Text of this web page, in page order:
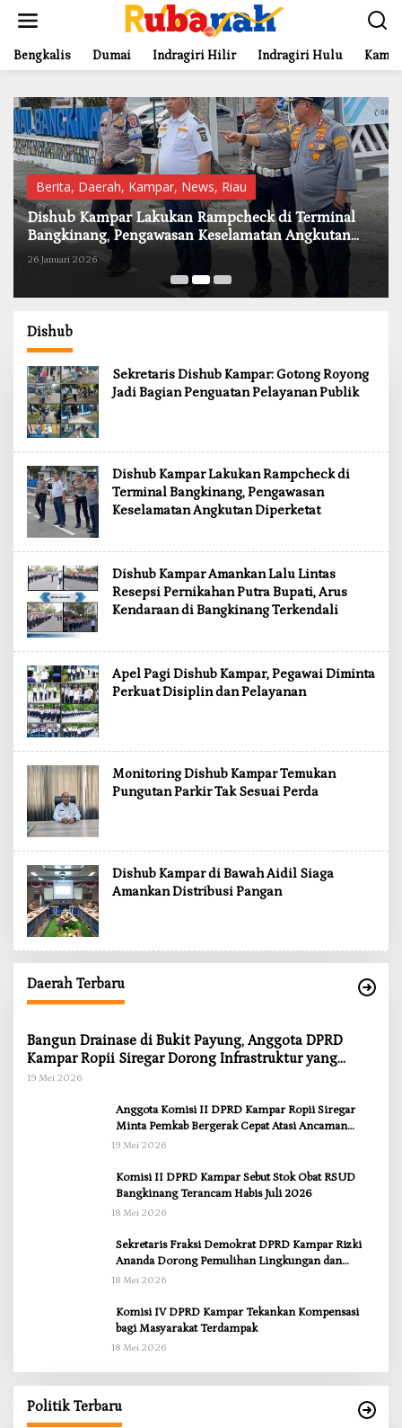
t
Bengkalis Dumai Indragiri Hilir Indragiri Hulu
Berita, Daerah, Kampar, News, Riau
Dishub Kampar Lakukan Rampcheck di Terminal
Bangkinang, Pengawasan Keselamatan Angkutan
Diperketat
26 Januari 2026
Dishub
Sekretaris Dishub Kampar: Gotong Royong
Jadi Bagian Penguatan Pelayanan Publik
Dishub Kampar Lakukan Rampcheck di
Terminal Bangkinang, Pengawasan
Keselamatan Angkutan Diperketat
Dishub Kampar Amankan Lalu Lintas
Resepsi Pernikahan Putra Bupati, Arus
Kendaraan di Bangkinang Terkendali
Apel Pagi Dishub Kampar, Pegawai Diminta
Perkuat Disiplin dan Pelayanan
Monitoring Dishub Kampar Temukan
Pungutan Parkir Tak Sesuai Perda
Dishub Kampar di Bawah Aidil Siaga
Amankan Distribusi Pangan
Daerah Terbaru
Bangun Drainase di Bukit Payung, Anggota DPRD
Kampar Ropii Siregar Dorong Infrastruktur yang
Menyentuh Kebutuhan Dasar
19 Mei 2026
Anggota Komisi II DPRD Kampar Ropii Siregar
Minta Pemkab Bergerak Cepat Atasi Ancaman
Kekosongan Obat demi Wujudkan Kampar Dihati
19 Mei 2026
Komisi II DPRD Kampar Sebut Stok Obat RSUD
Bangkinang Terancam Habis Juli 2026
18 Mei 2026
Sekretaris Fraksi Demokrat DPRD Kampar Rizki
Ananda Dorong Pemulihan Lingkungan dan
Kompensasi untuk Warga Sungai Tapung
18 Mei 2026
Komisi IV DPRD Kampar Tekankan Kompensasi
bagi Masyarakat Terdampak
18 Mei 2026
Politik Terbaru